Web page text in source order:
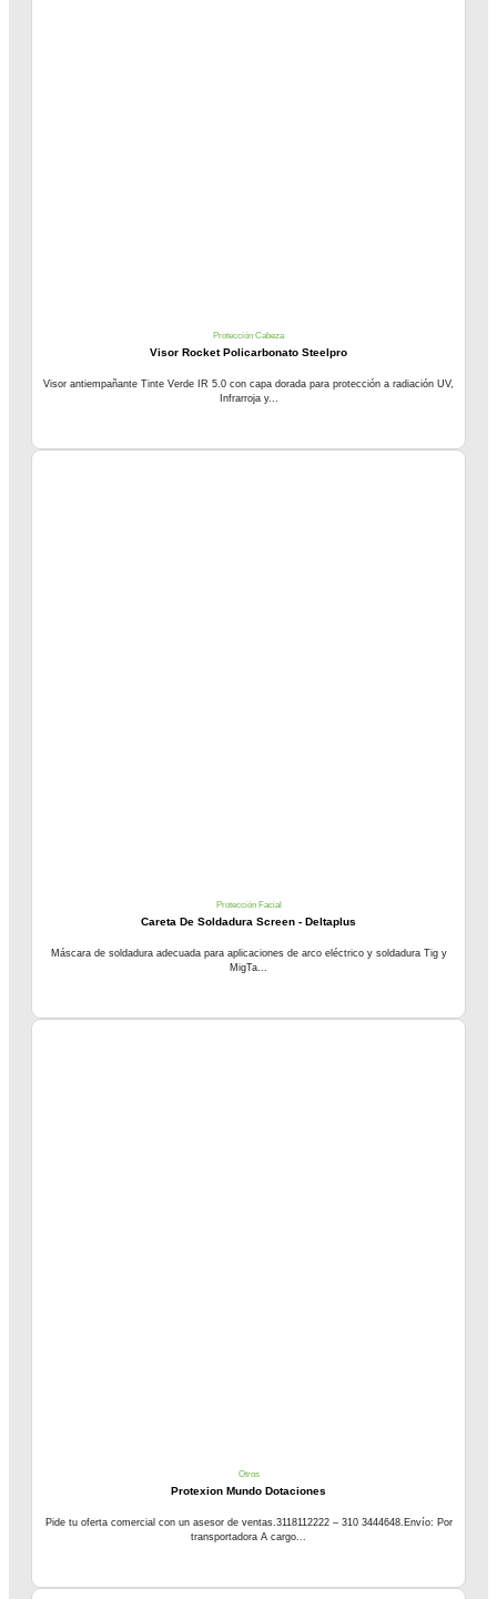
Protección Cabeza
Visor Rocket Policarbonato Steelpro
Visor antiempañante Tinte Verde IR 5.0 con capa dorada para protección a radiación UV,
Infrarroja y...
Protección Facial
Careta De Soldadura Screen - Deltaplus
Máscara de soldadura adecuada para aplicaciones de arco eléctrico y soldadura Tig y
MigTa...
Otros
Protexion Mundo Dotaciones
Pide tu oferta comercial con un asesor de ventas.3118112222 – 310 3444648.Envío: Por
transportadora A cargo...